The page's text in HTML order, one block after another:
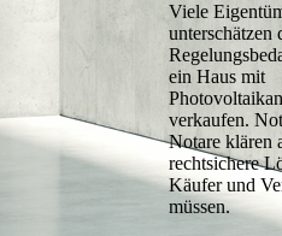
Viele
unterschätzen
ein Haus mit
verkaufen.
Notare klären
rechtsichere
Käufer und
müssen.